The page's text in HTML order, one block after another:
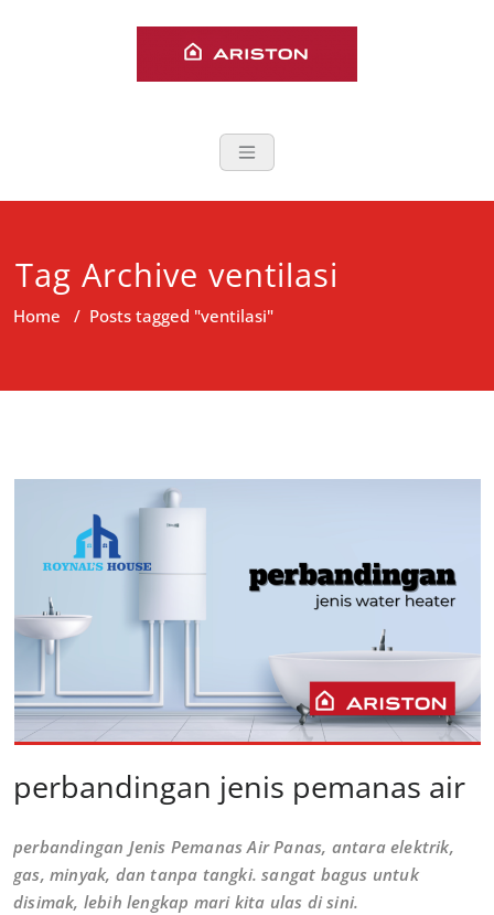
Service
Tag Archive ventilasi
Home / Posts tagged "ventilasi"
perbandingan jenis pemanas air
perbandingan Jenis Pemanas Air Panas, antara elektrik,
gas, minyak, dan tanpa tangki. sangat bagus untuk
disimak, lebih lengkap mari kita ulas di sini.